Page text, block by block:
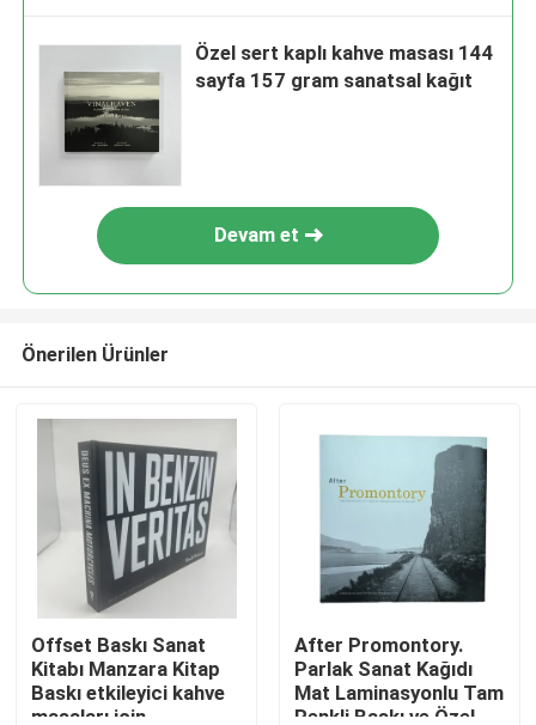
Özel sert kaplı kahve masası 144
sayfa 157 gram sanatsal kağıt
Devam et
Önerilen Ürünler
Offset Baskı Sanat
Kitabı Manzara Kitap
Baskı etkileyici kahve
masaları için
After Promontory.
Parlak Sanat Kağıdı
Mat Laminasyonlu Tam
Renkli Baskı ve Özel